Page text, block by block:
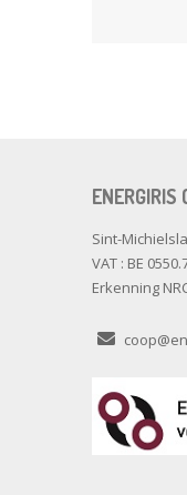
ENERGIRIS
Sint-
VAT : BE
Erkenning